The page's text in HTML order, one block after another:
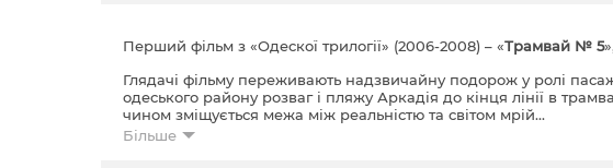
Перший фільм з «Одескої трилогії» (2006-2008) – «Трамвай № 5
Глядачі фільму переживають надзвичайну подорож у ролі
одеського району розваг і пляжу Аркадія до кінця лінії в
чином зміщується межа між реальністю та світом мрій...
Більше